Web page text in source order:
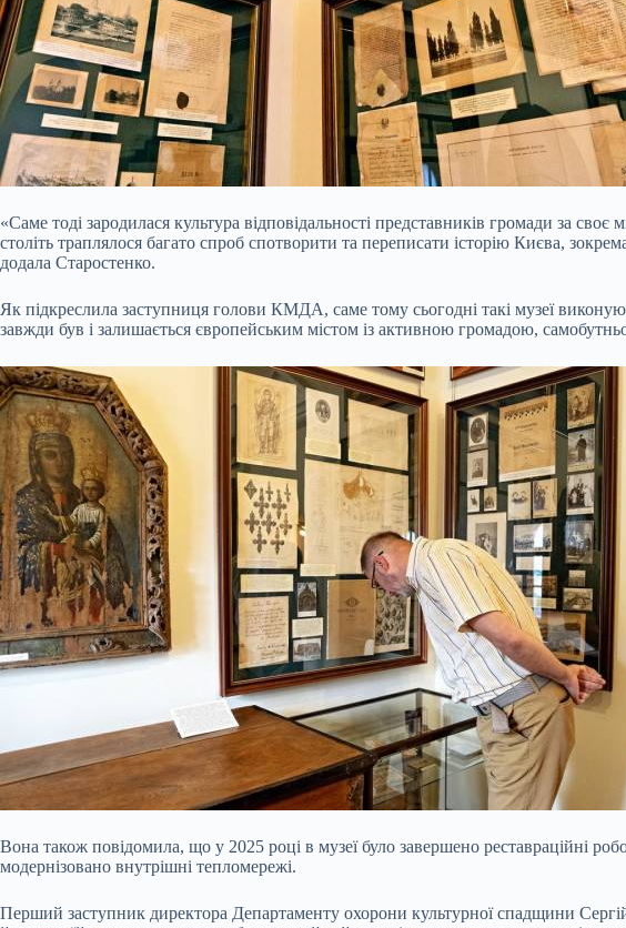
«Саме тоді зародилася культура відповідальності представників громади за
століть траплялося багато спроб спотворити та переписати історію Києва,
додала Старостенко.
Як підкреслила заступниця голови КМДА, саме тому сьогодні такі музеї
завжди був і залишається європейським містом із активною громадою,
Вона також повідомила, що у 2025 році в музеї було завершено реставраційні
модернізовано внутрішні тепломережі.
Перший заступник директора Департаменту охорони культурної спадщини